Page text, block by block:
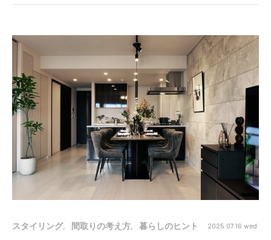
スタイリング 間取りの考え方 暮らしのヒント 2025.07.16.wed